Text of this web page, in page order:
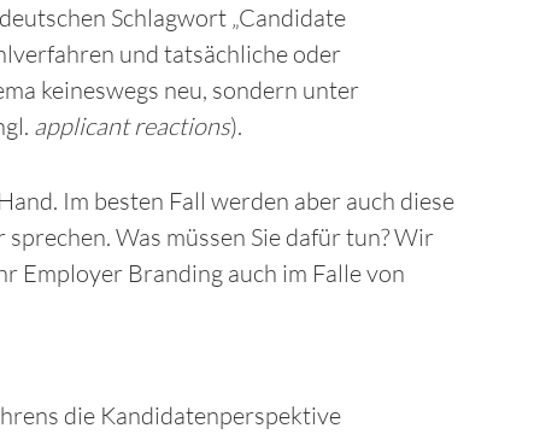
Schlagwort „Candidate
und tatsächliche oder
keineswegs neu, sondern unter
applicant reactions).
Im besten Fall werden aber auch diese
Was müssen Sie dafür tun? Wir
Employer Branding auch im Falle von
die Kandidatenperspektive